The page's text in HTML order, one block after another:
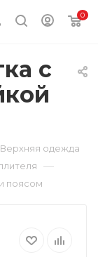
0
с
Верхняя одежда
—
поясом